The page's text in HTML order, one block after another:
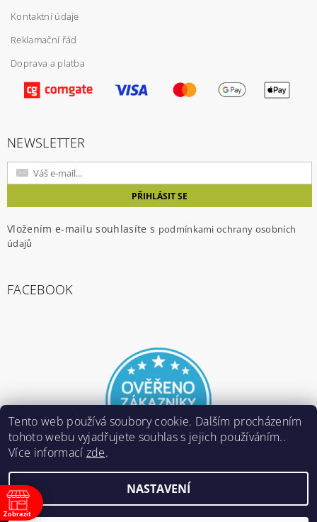
Kontaktní údaje
Reklamační řád
Doprava a platba
NEWSLETTER
Vložením e-mailu souhlasíte s podmínkami ochrany osobních
údajů
FACEBOOK
E-ARMY.cz, všechna práva vyhrazena
Vytvořil Shoptet
Zobrazit
Tento web používá soubory cookie. Dalším procházením
tohoto webu vyjadřujete souhlas s jejich používáním..
Více informací zde.
NASTAVENÍ